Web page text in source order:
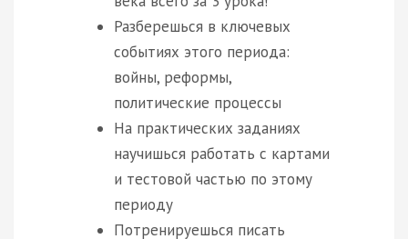
Разберешься в ключевых
событиях этого периода:
войны, реформы,
политические процессы
На практических заданиях
научишься работать с картами
и тестовой частью по этому
периоду
Потренируешься писать